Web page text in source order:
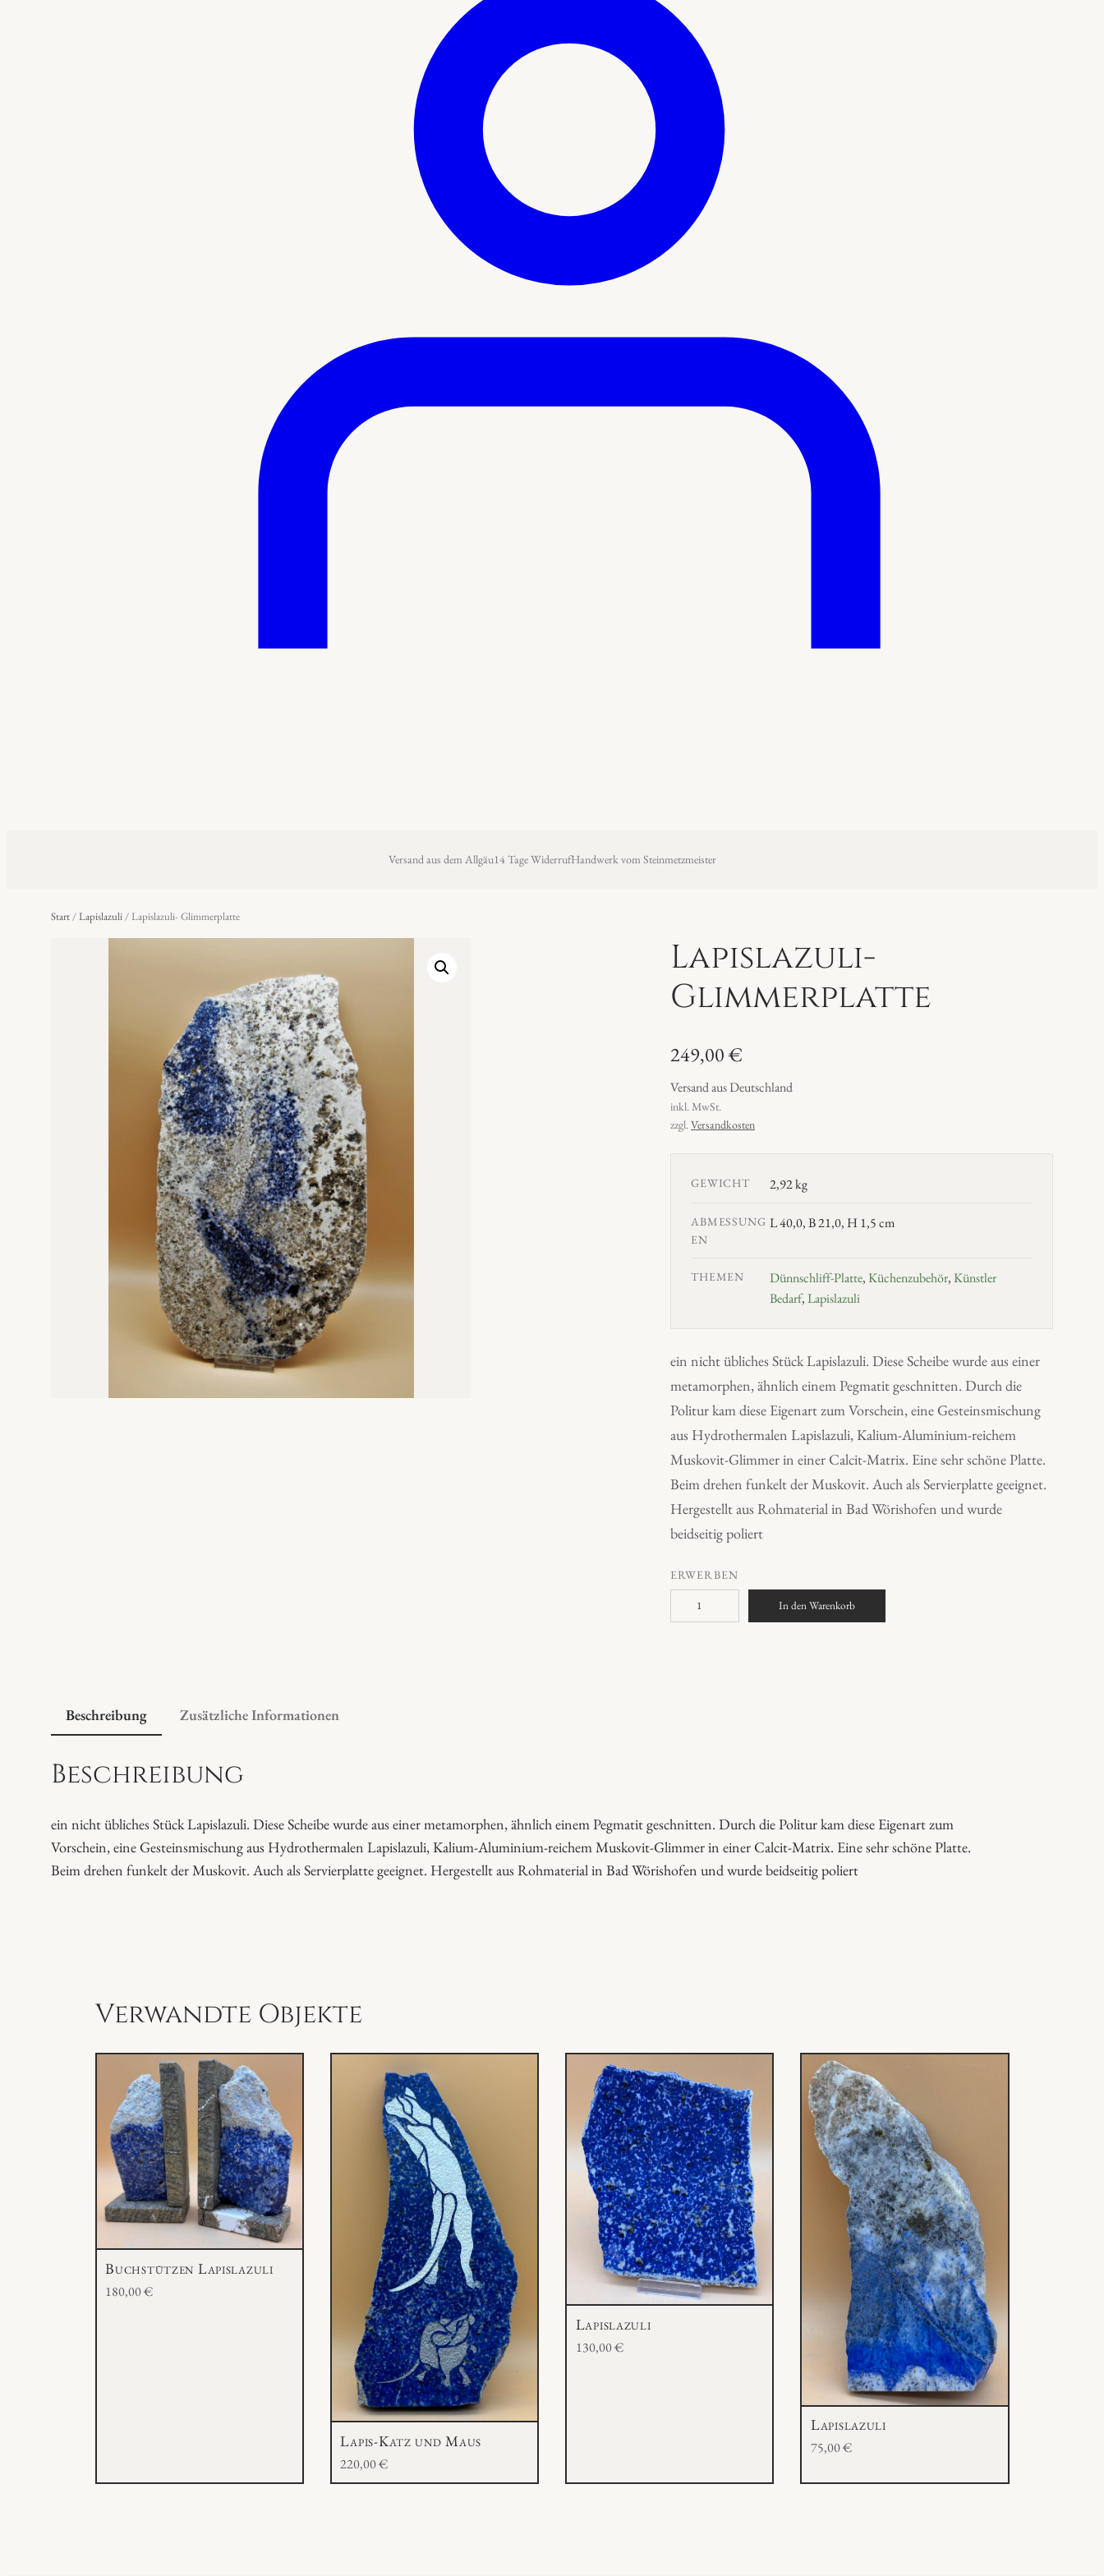
Versand aus dem Allgäu14 Tage WiderrufHandwerk vom Steinmetzmeister
Start/Lapislazuli/ Lapislazuli- Glimmerplatte
Lapislazuli-
Glimmerplatte
249,00€
Versand aus Deutschland
inkl. MwSt.
zzgl.Versandkosten
GEWICHT 2,92 kg
ABMESSUNG
EN
L 40,0, B 21,0, H 1,5 cm
THEMEN Dünnschliff-Platte,Küchenzubehör,Künstler
Bedarf,Lapislazuli
ein nicht übliches Stück Lapislazuli. Diese Scheibe wurde aus einer
metamorphen, ähnlich einem Pegmatit geschnitten. Durch die
Politur kam diese Eigenart zum Vorschein, eine Gesteinsmischung
aus Hydrothermalen Lapislazuli, Kalium-Aluminium-reichem
Muskovit-Glimmer in einer Calcit-Matrix. Eine sehr schöne Platte.
Beim drehen funkelt der Muskovit. Auch als Servierplatte geeignet.
Hergestellt aus Rohmaterial in Bad Wörishofen und wurde
beidseitig poliert
ERWERBEN
a
i
-
G
l
a
t
t
e
M
e
n
g
e
In den Warenkorb
Beschreibung Zusätzliche Informationen
Beschreibung
ein nicht übliches Stück Lapislazuli. Diese Scheibe wurde aus einer metamorphen, ähnlich einem Pegmatit geschnitten. Durch die Politur kam diese Eigenart zum
Vorschein, eine Gesteinsmischung aus Hydrothermalen Lapislazuli, Kalium-Aluminium-reichem Muskovit-Glimmer in einer Calcit-Matrix. Eine sehr schöne Platte.
Beim drehen funkelt der Muskovit. Auch als Servierplatte geeignet. Hergestellt aus Rohmaterial in Bad Wörishofen und wurde beidseitig poliert
Verwandte Objekte
Buchstützen Lapislazuli
180,00€
Lapis-Katz und Maus
220,00€
Lapislazuli
130,00€
Lapislazuli
75,00€